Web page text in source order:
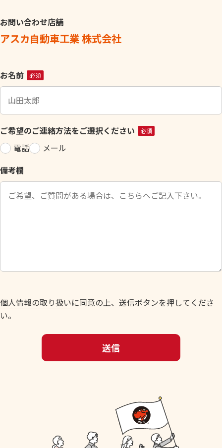
お問い合わせ店舗
アスカ自動車工業 株式会社
こ
の
ィ
ー
ル
ド
空
の
だ
い
。
お名前 必須
ご希望のご連絡方法をご選択ください 必須
電話
メール
備考欄
個人情報の取り扱いに同意の上、送信ボタンを押してくださ
い。